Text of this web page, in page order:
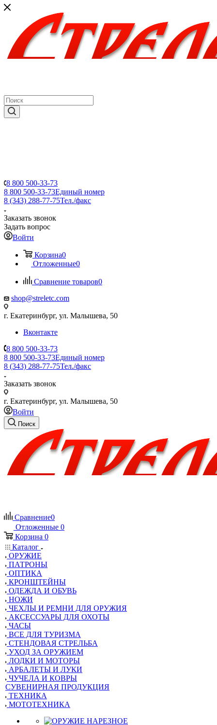
8 800 500-33-73
8 800 500-33-73Единый номер
8 (343) 288-77-75Тел./факс
Заказать звонок
Задать вопрос
Войти
Корзина0
Отложенные0
Сравнение товаров0
shop@streletc.com
г. Екатеринбург, ул. Малышева, 50
Вконтакте
8 800 500-33-73
8 800 500-33-73Единый номер
8 (343) 288-77-75Тел./факс
Заказать звонок
г. Екатеринбург, ул. Малышева, 50
Войти
Поиск
Сравнение0
Отложенные 0
Корзина 0
Каталог
ОРУЖИЕ
ПАТРОНЫ
ОПТИКА
КРОНШТЕЙНЫ
ОДЕЖДА И ОБУВЬ
НОЖИ
ЧЕХЛЫ И РЕМНИ ДЛЯ ОРУЖИЯ
АКСЕССУАРЫ ДЛЯ ОХОТЫ
ЧАСЫ
ВСЕ ДЛЯ ТУРИЗМА
СТЕНДОВАЯ СТРЕЛЬБА
УХОД ЗА ОРУЖИЕМ
ЛОДКИ И МОТОРЫ
АРБАЛЕТЫ И ЛУКИ
ЧУЧЕЛА И КОВРЫ
СУВЕНИРНАЯ ПРОДУКЦИЯ
ТЕХНИКА
МОТОТЕХНИКА